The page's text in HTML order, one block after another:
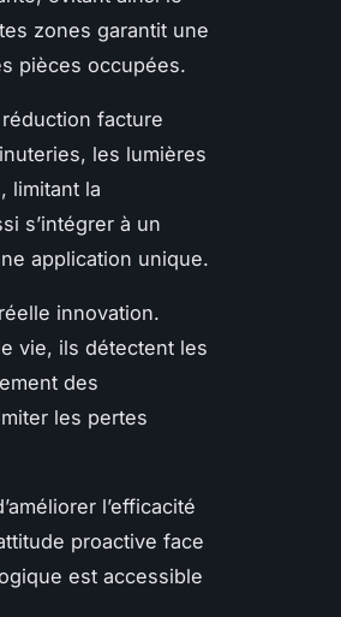
zones garantit une
pièces occupées.
facture
les lumières
limitant la
s’intégrer à un
application unique.
innovation.
vie, ils détectent les
des
les pertes
l’efficacité
proactive face
est accessible